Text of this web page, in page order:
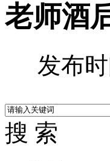
老师酒
发布
搜 索